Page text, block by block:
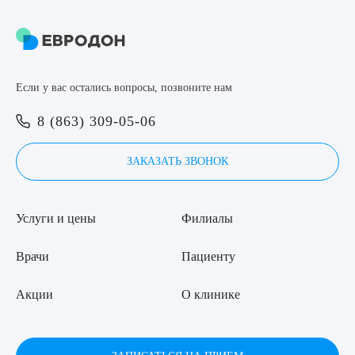
Если у вас остались вопросы, позвоните нам
8 (863) 309-05-06
ЗАКАЗАТЬ ЗВОНОК
Услуги и цены
Врачи
Акции
Филиалы
Пациенту
О клинике